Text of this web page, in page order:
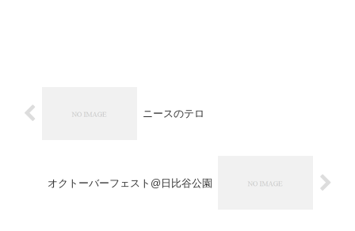
ニースのテロ
オクトーバーフェスト@日比谷公園